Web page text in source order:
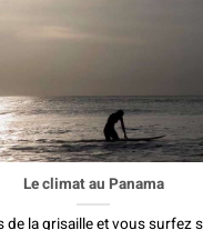
Le climat au Panama
de la grisaille et vous surfez